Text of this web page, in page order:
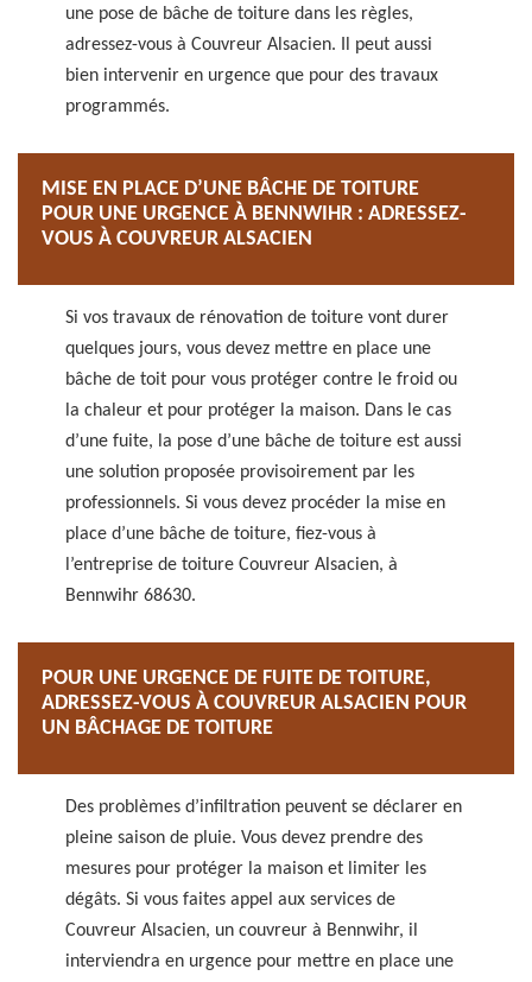
une pose de bâche de toiture dans les règles,
adressez-vous à Couvreur Alsacien. Il peut aussi
bien intervenir en urgence que pour des travaux
programmés.
MISE EN PLACE D’UNE BÂCHE DE TOITURE
POUR UNE URGENCE À BENNWIHR : ADRESSEZ-
VOUS À COUVREUR ALSACIEN
Si vos travaux de rénovation de toiture vont durer
quelques jours, vous devez mettre en place une
bâche de toit pour vous protéger contre le froid ou
la chaleur et pour protéger la maison. Dans le cas
d’une fuite, la pose d’une bâche de toiture est aussi
une solution proposée provisoirement par les
professionnels. Si vous devez procéder la mise en
place d’une bâche de toiture, fiez-vous à
l’entreprise de toiture Couvreur Alsacien, à
Bennwihr 68630.
POUR UNE URGENCE DE FUITE DE TOITURE,
ADRESSEZ-VOUS À COUVREUR ALSACIEN POUR
UN BÂCHAGE DE TOITURE
Des problèmes d’infiltration peuvent se déclarer en
pleine saison de pluie. Vous devez prendre des
mesures pour protéger la maison et limiter les
dégâts. Si vous faites appel aux services de
Couvreur Alsacien, un couvreur à Bennwihr, il
interviendra en urgence pour mettre en place une